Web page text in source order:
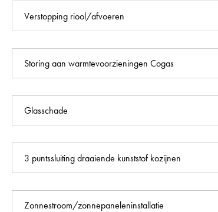
Verstopping riool/afvoeren
Storing aan warmtevoorzieningen Cogas
Glasschade
3 puntssluiting draaiende kunststof kozijnen
Zonnestroom/zonnepaneleninstallatie